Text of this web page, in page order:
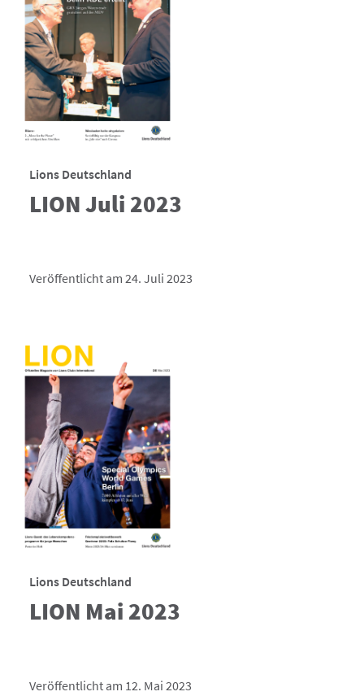
Lions Deutschland
LION Juli 2023
Veröffentlicht am 24. Juli 2023
Lions Deutschland
LION Mai 2023
Veröffentlicht am 12. Mai 2023